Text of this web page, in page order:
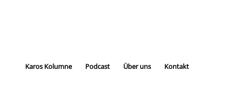
Karos Kolumne Podcast Über uns Kontakt